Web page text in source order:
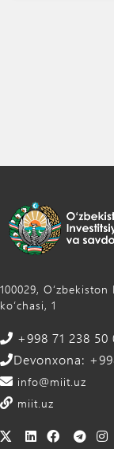
100029,
ko‘chasi, 1
+998 71 238 50
Devonxona:
info@miit.uz
miit.uz